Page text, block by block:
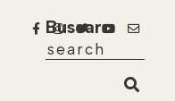
Buscar